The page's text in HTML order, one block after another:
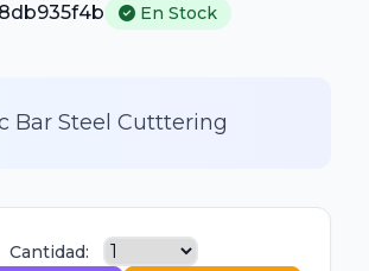
En Stock
Bar Steel Cutttering
Cantidad: